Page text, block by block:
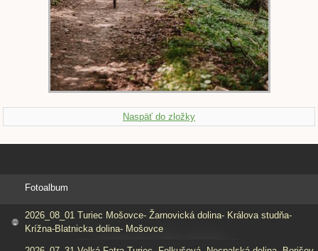
Naspäť do zložky
Fotoalbum
2026_08_01 Turiec Mošovce- Žarnovická dolina- Králova studňa-
Krížna-Blatnicka dolina- Mošovce